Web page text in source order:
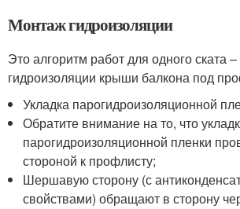
Монтаж гидроизоляции
Это алгоритм работ для одного ската
гидроизоляции крыши балкона под
Укладка парогидроизоляционной
Обратите внимание на то, что
парогидроизоляционной пленки
стороной к профлисту;
Шершавую сторону (с
свойствами) обращают в сторону